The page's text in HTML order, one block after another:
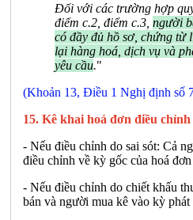
Đối với các trường hợp
điểm c.2, điểm c.3, người
có đầy đủ hồ sơ, chứng từ
lại hàng hoá, dịch vụ và
yêu cầu."
(Khoản 13, Điều 1 Nghị định số
15. Kê khai hoá đơn điều chỉnh
- Nếu điều chỉnh do sai sót: Cả
điều chỉnh về kỳ gốc của hoá đơn
- Nếu điều chỉnh do chiết khấu
bán và người mua kê vào kỳ